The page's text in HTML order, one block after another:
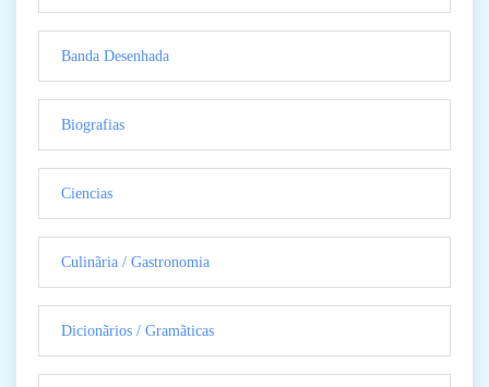
Banda Desenhada
Biografias
Ciencias
Culinãria / Gastronomia
Dicionãrios / Gramãticas